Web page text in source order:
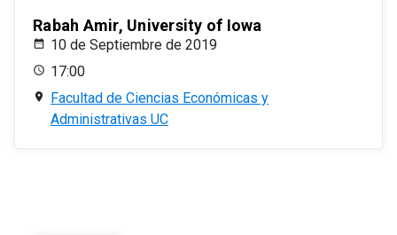
Rabah Amir, University of Iowa
10 de Septiembre de 2019
17:00
Facultad de Ciencias Económicas y
Administrativas UC